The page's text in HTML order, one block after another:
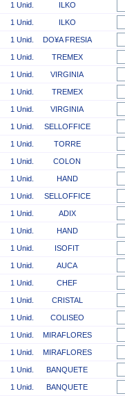
1 Unid. ILKO
1 Unid. ILKO
1 Unid. DO¥A FRESIA
1 Unid. TREMEX
1 Unid. VIRGINIA
1 Unid. TREMEX
1 Unid. VIRGINIA
1 Unid. SELLOFFICE
1 Unid. TORRE
1 Unid. COLON
1 Unid. HAND
1 Unid. SELLOFFICE
1 Unid. ADIX
1 Unid. HAND
1 Unid. ISOFIT
1 Unid. AUCA
1 Unid. CHEF
1 Unid. CRISTAL
1 Unid. COLISEO
1 Unid. MIRAFLORES
1 Unid. MIRAFLORES
1 Unid. BANQUETE
1 Unid. BANQUETE